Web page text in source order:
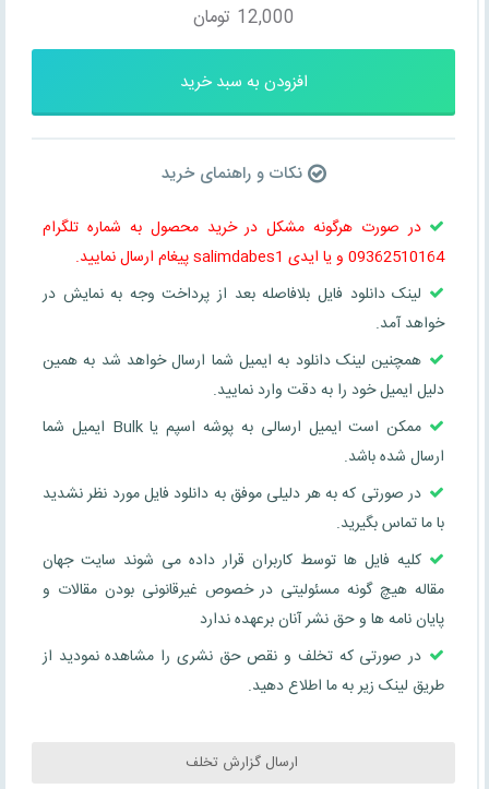
12,000 تومان
افزودن به سبد خرید
نکات و راهنمای خرید
در صورت هرگونه مشکل در خرید محصول به شماره تلگرام
09362510164 و یا ایدی salimdabes1 پیغام ارسال نمایید.
لینک دانلود فایل بلافاصله بعد از پرداخت وجه به نمایش در
خواهد آمد.
همچنین لینک دانلود به ایمیل شما ارسال خواهد شد به همین
دلیل ایمیل خود را به دقت وارد نمایید.
ممکن است ایمیل ارسالی به پوشه اسپم یا Bulk ایمیل شما
ارسال شده باشد.
در صورتی که به هر دلیلی موفق به دانلود فایل مورد نظر نشدید
با ما تماس بگیرید.
کلیه فایل ها توسط کاربران قرار داده می شوند سایت جهان
مقاله هیچ گونه مسئولیتی در خصوص غیرقانونی بودن مقالات و
پایان نامه ها و حق نشر آنان برعهده ندارد
در صورتی که تخلف و نقص حق نشری را مشاهده نمودید از
طریق لینک زیر به ما اطلاع دهید.
ارسال گزارش تخلف